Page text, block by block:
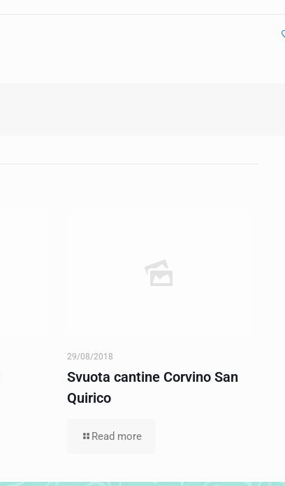
29/08/2018
Svuota cantine Corvino San
Quirico
Read more